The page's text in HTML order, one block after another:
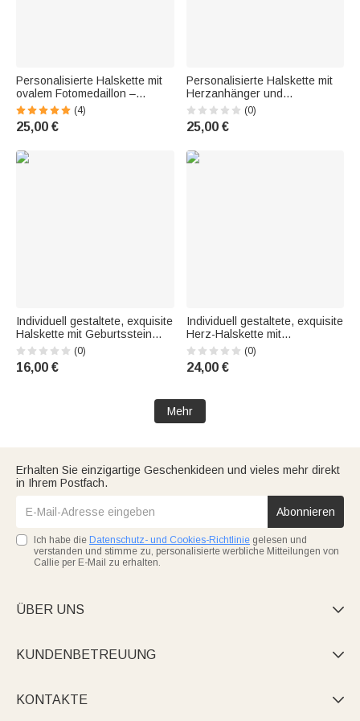
Personalisierte Halskette mit
ovalem Fotomedaillon –
Geschenk für Frauen zu
Geburt, Geburtstag, zum
Gedenken oder zum
(4)
25,00 €
Personalisierte Halskette mit
Herzanhänger und
Geburtsstein, mit Namen – als
Geschenk zum Geburtstag, für
den Alltag oder zum Jahrestag
(0)
25,00 €
Individuell gestaltete, exquisite
Halskette mit Geburtsstein
und Schmetterlings-Initiale –
zierlicher Schmuck für den
Alltag, Geburtstagsgeschenk
Schmetterlingsliebhaberinnen
(0)
16,00 €
Individuell gestaltete, exquisite
Herz-Halskette mit
Geburtsstein und Namen –
zierlicher Schmuck als
Geschenk zum Geburtstag
Frauen
(0)
24,00 €
Mehr
Erhalten Sie einzigartige Geschenkideen und vieles mehr direkt
in Ihrem Postfach.
Abonnieren
Ich habe die Datenschutz- und Cookies-Richtlinie gelesen und
verstanden und stimme zu, personalisierte werbliche Mitteilungen von
Callie per E-Mail zu erhalten.
ÜBER UNS 
KUNDENBETREUUNG 
KONTAKTE 